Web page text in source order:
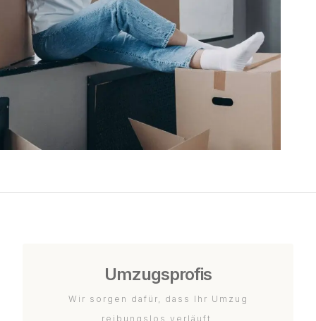
Umzugsprofis
Wir sorgen dafür, dass Ihr Umzug
reibungslos verläuft.